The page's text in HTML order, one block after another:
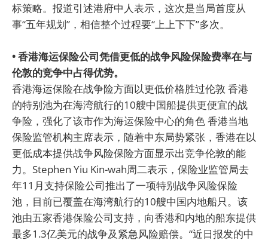
标策略。报道引述港府中人表示，这次是当局首度从
事“五年规划”，相信整个过程要“上上下下”多次。
• 香港海运保险公司凭借更低的战争风险保险费率在与
伦敦的竞争中占得优势。
香港海运保险在战争险方面以更低价格胜过伦敦 香港
的特别池为在海湾航行的10艘中国船提供更便宜的战
争险，强化了该市作为海运保险中心的角色 香港当地
保险监管机构主席表示，随着中东局势紧张，香港在以
更低成本提供战争风险保险方面显示出竞争伦敦的能
力。Stephen Yiu Kin-wah周二表示，保险业监管局去
年11月支持保险公司推出了一项特别战争风险保险
池，目前已覆盖在海湾航行的10艘中国内地船只。该
池由五家香港保险公司支持，向香港和内地的船东提供
最多1.3亿美元的战争及紧急风险赔偿。“近日报发的中